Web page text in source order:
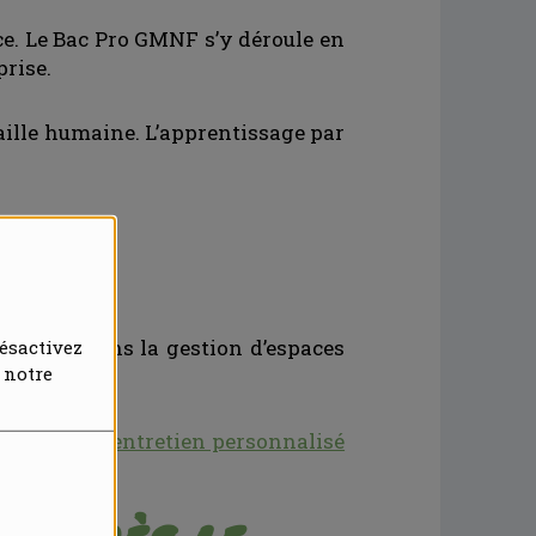
notre
Bac Pro GMNF s’y déroule en
humaine. L’apprentissage par
dans la gestion d’espaces
pour un entretien personnalisé